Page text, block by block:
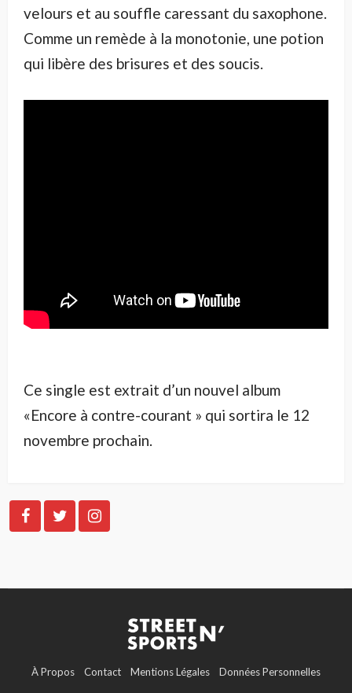
velours et au souffle caressant du saxophone.
Comme un remède à la monotonie, une potion
qui libère des brisures et des soucis.
Ce single est extrait d’un nouvel album
«Encore à contre-courant » qui sortira le 12
novembre prochain.
À Propos Contact Mentions Légales Données Personnelles